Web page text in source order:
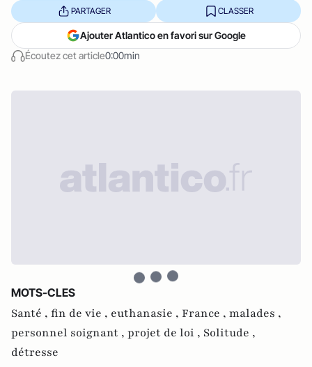
Écoutez cet article0:00min
PARTAGER CLASSER
Ajouter Atlantico en favori sur Google
MOTS-CLES
Santé , fin de vie , euthanasie , France , malades ,
personnel soignant , projet de loi , Solitude ,
détresse